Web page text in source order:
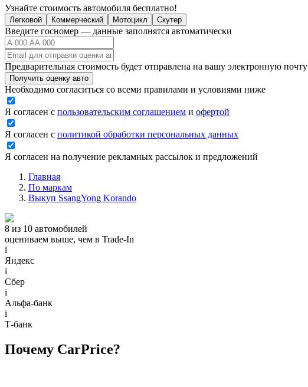
Узнайте стоимость автомобиля бесплатно!
Легковой Коммерческий Мотоцикл Скутер
Введите госномер — данные заполнятся автоматически
Предварительная стоимость будет отправлена на вашу электронную почту
Получить оценку авто
Необходимо согласиться со всеми правилами и условиями ниже
Я согласен с пользовательским соглашением и офертой
Я согласен с политикой обработки персональных данных
Я согласен на получение рекламных рассылок и предложений
Главная
По маркам
Выкуп SsangYong Korando
8 из 10 автомобилей
оцениваем выше, чем в Trade‑In
i
Яндекс
i
Сбер
i
Альфа-банк
i
Т-банк
Почему CarPrice?